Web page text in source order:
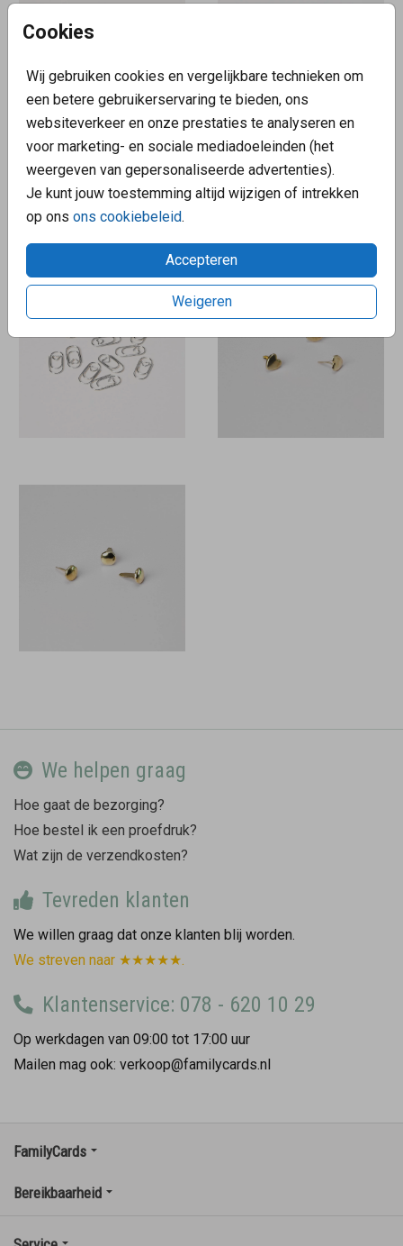
Cookies
Wij gebruiken cookies en vergelijkbare technieken om
een betere gebruikerservaring te bieden, ons
websiteverkeer en onze prestaties te analyseren en
voor marketing- en sociale mediadoeleinden (het
weergeven van gepersonaliseerde advertenties).
Je kunt jouw toestemming altijd wijzigen of intrekken
op ons ons cookiebeleid.
Accepteren
Weigeren
We helpen graag
Hoe gaat de bezorging?
Hoe bestel ik een proefdruk?
Wat zijn de verzendkosten?
Tevreden klanten
We willen graag dat onze klanten blij worden.
We streven naar ★★★★★.
Klantenservice: 078 - 620 10 29
Op werkdagen van 09:00 tot 17:00 uur
Mailen mag ook: verkoop@familycards.nl
FamilyCards
Bereikbaarheid